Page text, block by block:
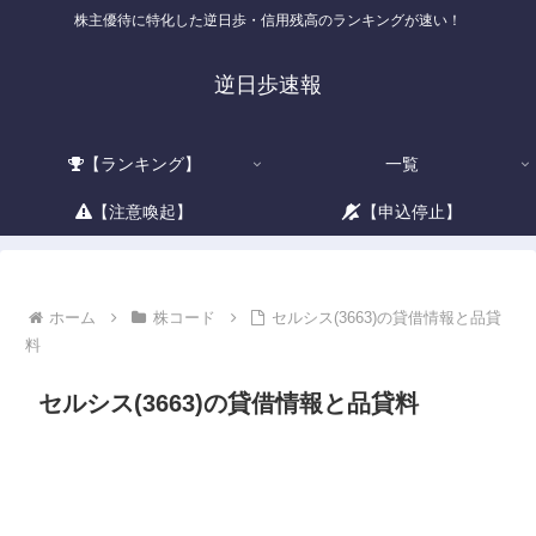
株主優待に特化した逆日歩・信用残高のランキングが速い！
逆日歩速報
【ランキング】 一覧
【注意喚起】 【申込停止】
ホーム 株コード
セルシス(3663)の貸借情報と品貸
料
セルシス(3663)の貸借情報と品貸料